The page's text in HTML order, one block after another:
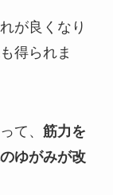
が良くなり
も得られま
て、 筋力を
ゆがみが改